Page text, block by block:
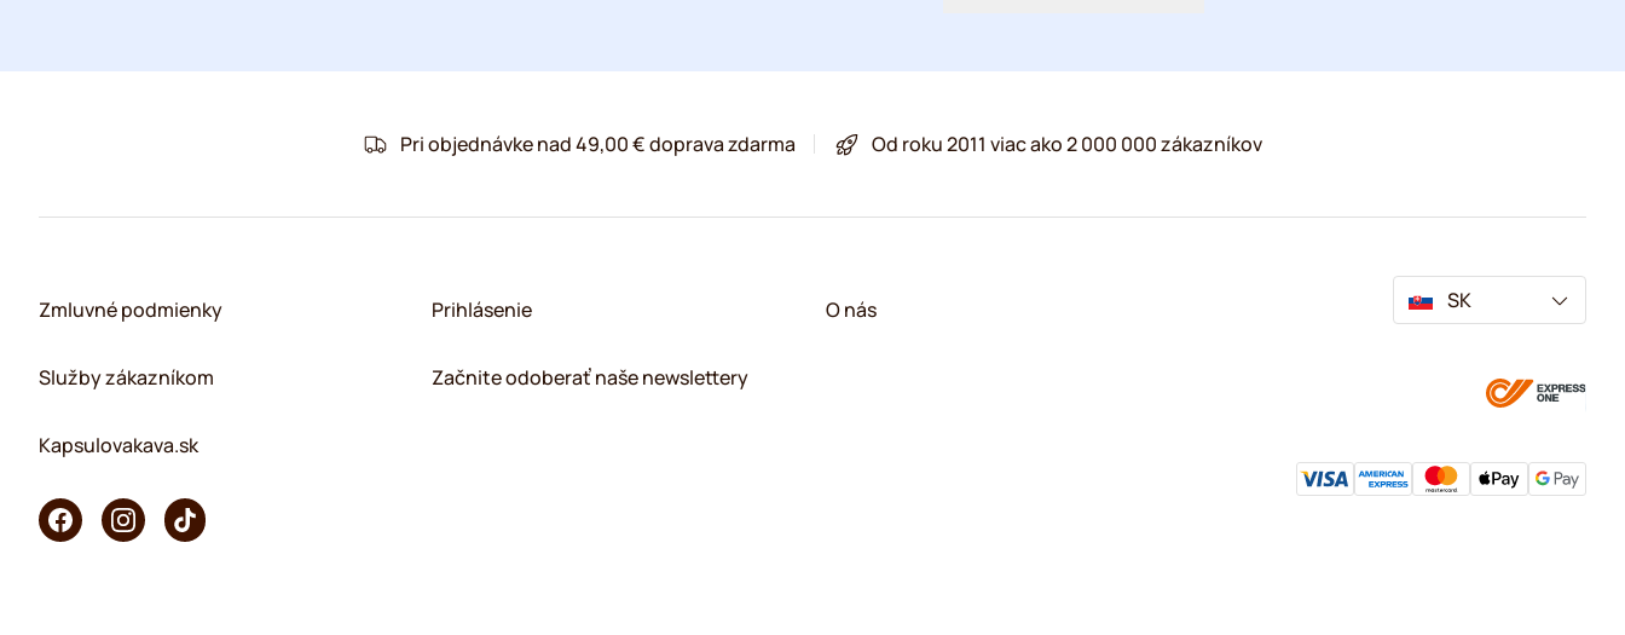
Pri objednávke nad 49,00 € doprava zdarma Od roku 2011 viac ako 2 000 000 zákazníkov
Zmluvné podmienky
Služby zákazníkom
Kapsulovakava.sk
Prihlásenie
Začnite odoberať naše newslettery
O nás SK